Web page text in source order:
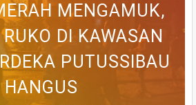
SEI AJUNG YANG
HILANG SAAT
DITEMUKAN
DUNIA
MENGAMUK,
DI KAWASAN
PUTUSSIBAU
HANGUS
KEBAKARAN,
BADAU BERI
BANTUAN
TOKO PAKAIAN DI
LUDES DILALAP
API
H AKHIRNYA
'DIHAKIMI'
MASSA